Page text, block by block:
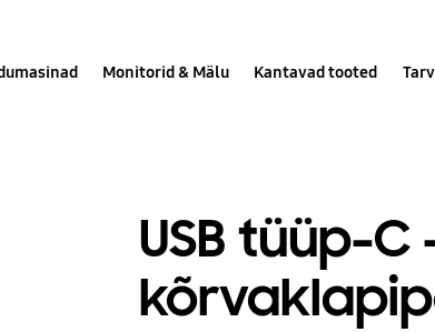
Monitorid & Mälu Kantavad tooted
USB tüüp-C